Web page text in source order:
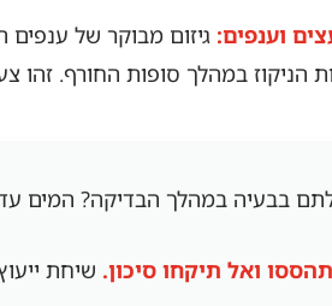
גיזום מבוקר של
הניקוז במהלך סופות החורף. זהו
בבעיה במהלך הבדיקה? המים
ואל תיקחו סיכון. שיחת